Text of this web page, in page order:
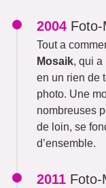
2004 Foto-
Tout a
Mosaik, qui a
en un rien de
photo. Une
nombreuses
de loin, se
d’ensemble.
2011 Foto-